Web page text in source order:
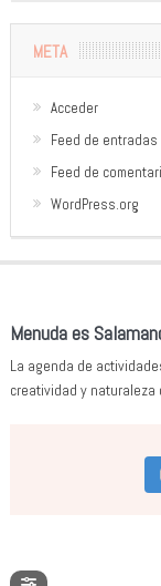
META
Acceder
Feed de entradas
Feed de
WordPress.org
Menuda es
La agenda de
creatividad y